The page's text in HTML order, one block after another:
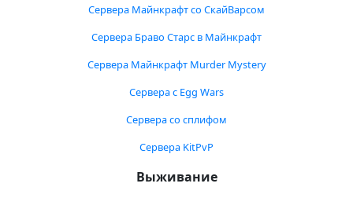
Сервера Майнкрафт со СкайВарсом
Сервера Браво Старс в Майнкрафт
Сервера Майнкрафт Murder Mystery
Сервера с Egg Wars
Сервера со сплифом
Сервера KitPvP
Выживание